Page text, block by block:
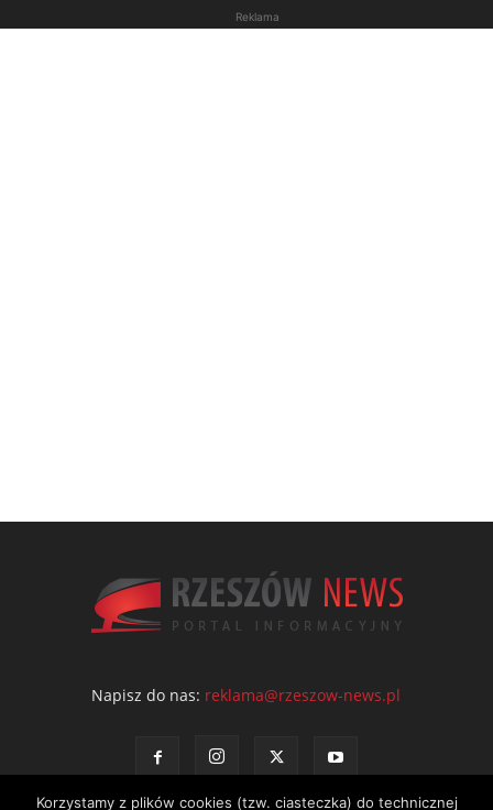
Reklama
Napisz do nas: reklama@rzeszow-news.pl
Korzystamy z plików cookies (tzw. ciasteczka) do technicznej